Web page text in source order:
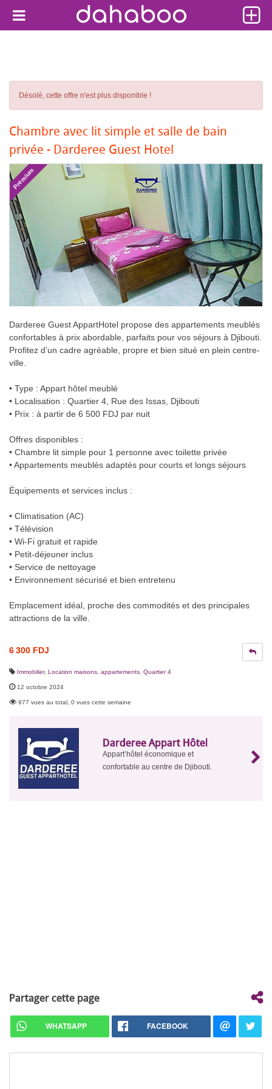
Désolé, cette offre n'est plus disponible !
Chambre avec lit simple et salle de bain
privée - Darderee Guest Hotel
Premium
Darderee Guest AppartHotel propose des appartements meublés
confortables à prix abordable, parfaits pour vos séjours à Djibouti.
Profitez d’un cadre agréable, propre et bien situé en plein centre-
ville.
• Type : Appart hôtel meublé
• Localisation : Quartier 4, Rue des Issas, Djibouti
• Prix : à partir de 6 500 FDJ par nuit
Offres disponibles :
• Chambre lit simple pour 1 personne avec toilette privée
• Appartements meublés adaptés pour courts et longs séjours
Équipements et services inclus :
• Climatisation (AC)
• Télévision
• Wi-Fi gratuit et rapide
• Petit-déjeuner inclus
• Service de nettoyage
• Environnement sécurisé et bien entretenu
Emplacement idéal, proche des commodités et des principales
attractions de la ville.
6 300 FDJ
Immobilier, Location maisons, appartements Quartier 4
12 octobre 2024
977 vues au total, 0 vues cette semaine
DardereeAppart Hôtel
Appart’hôtel économique et
confortable au centre de Djibouti.
Partager cette page
WHATSAPP FACEBOOK